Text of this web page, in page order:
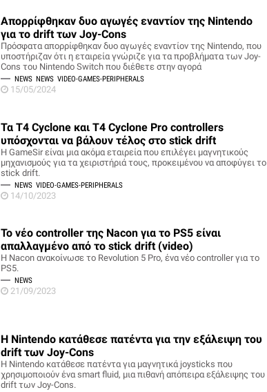
Απορρίφθηκαν δυο αγωγές εναντίον της Nintendo
για το drift των Joy-Cons
Πρόσφατα απορρίφθηκαν δυο αγωγές εναντίον της Nintendo, που
υποστήριζαν ότι η εταιρεία γνώριζε για τα προβλήματα των Joy-
Cons του Nintendo Switch που διέθετε στην αγορά
NEWS NEWS VIDEO-GAMES-PERIPHERALS
15/05/2024
Τα T4 Cyclone και T4 Cyclone Pro controllers
υπόσχονται να βάλουν τέλος στο stick drift
Η GameSir είναι μια ακόμα εταιρεία που επιλέγει μαγνητικούς
μηχανισμούς για τα χειριστήριά τους, προκειμένου να αποφύγει το
stick drift.
NEWS VIDEO-GAMES-PERIPHERALS
14/10/2023
Το νέο controller της Nacon για το PS5 είναι
απαλλαγμένο από το stick drift (video)
H Nacon ανακοίνωσε το Revolution 5 Pro, ένα νέο controller για το
PS5.
NEWS
21/09/2023
H Nintendo κατάθεσε πατέντα για την εξάλειψη του
drift των Joy-Cons
Η Nintendo κατάθεσε πατέντα για μαγνητικά joysticks που
χρησιμοποιούν ένα smart fluid, μια πιθανή απόπειρα εξάλειψης του
drift των Joy-Cons.